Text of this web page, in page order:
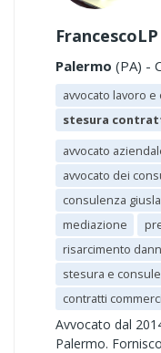
FrancescoLP
Palermo (PA) -
avvocato lavoro
stesura
avvocato
avvocato dei
consulenza
mediazione
risarcimento
stesura e
contratti
Avvocato dal
Palermo.